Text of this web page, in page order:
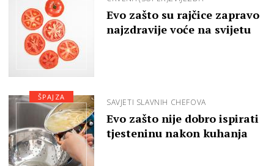
Evo zašto su rajčice zapravo
najzdravije voće na svijetu
SAVJETI SLAVNIH CHEFOVA
Evo zašto nije dobro ispirati
tjesteninu nakon kuhanja
ŠPAJZA